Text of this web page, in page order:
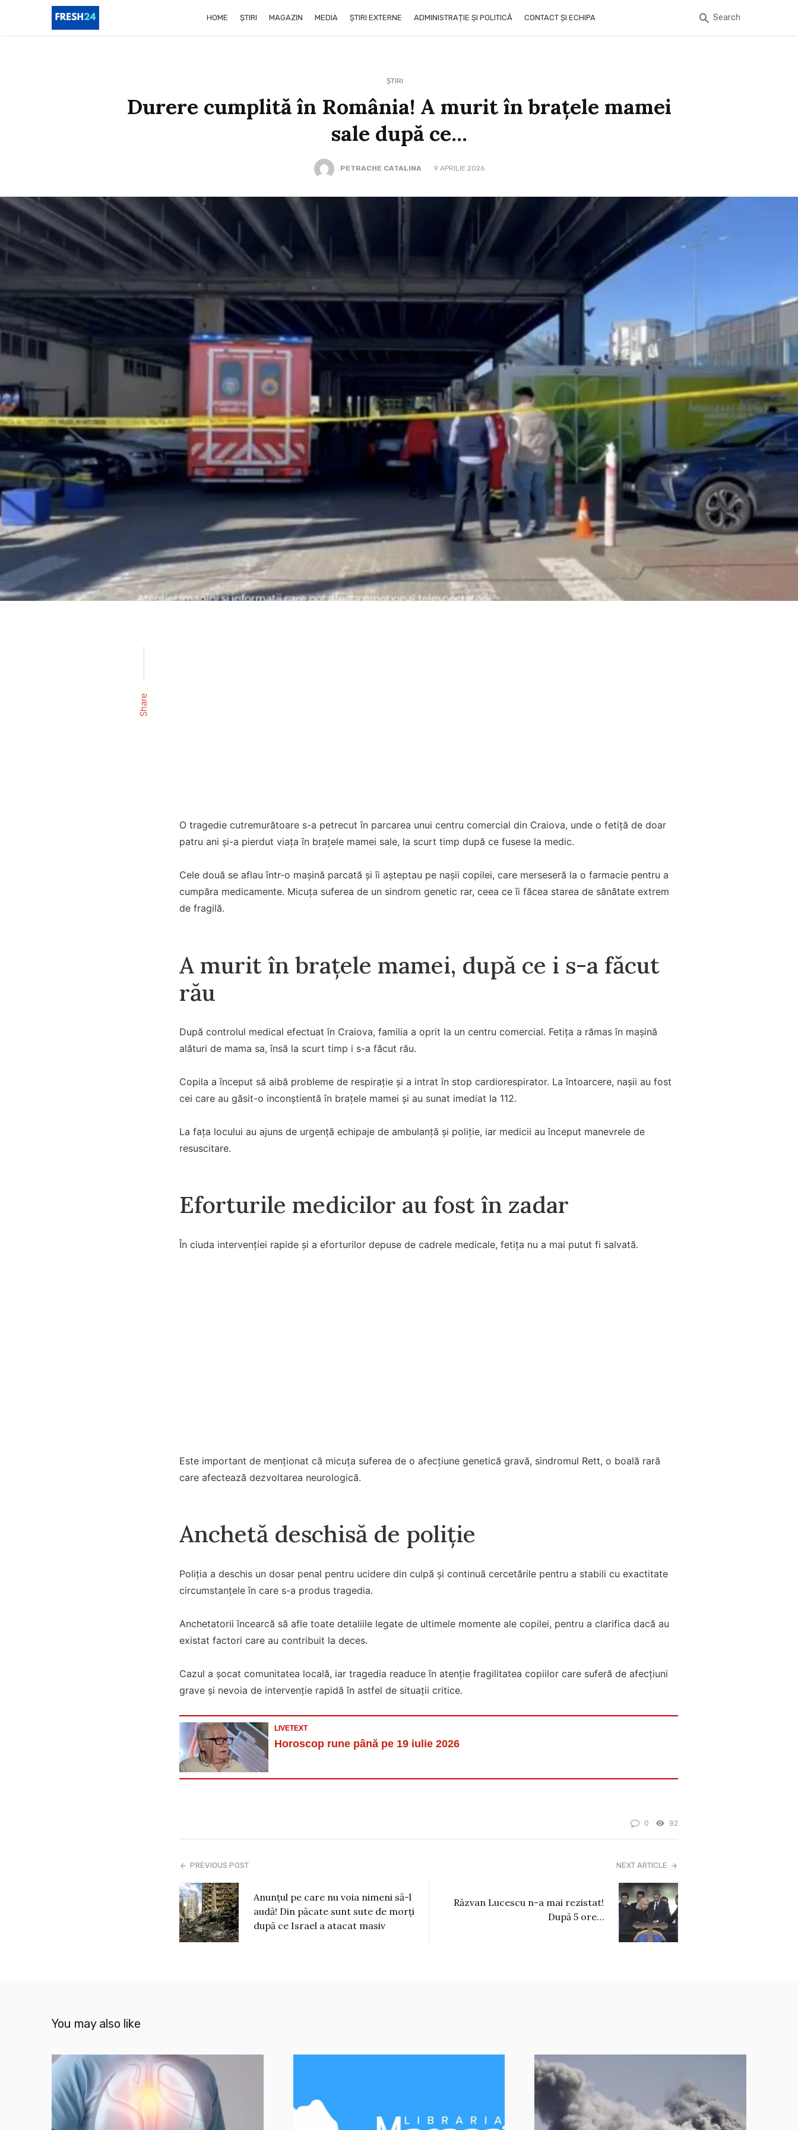
HOME ȘTIRI MAGAZIN MEDIA ȘTIRI EXTERNE ADMINISTRAȚIE ȘI POLITICĂ CONTACT ȘI ECHIPA Search
ȘTIRI
Durere cumplită în România! A murit în braţele mamei
sale după ce…
PETRACHE CATALINA 9 APRILIE 2026
Share
O tragedie cutremurătoare s-a petrecut în parcarea unui centru comercial din Craiova, unde o fetiță de doar
patru ani și-a pierdut viața în brațele mamei sale, la scurt timp după ce fusese la medic.
Cele două se aflau într-o mașină parcată și îi așteptau pe nașii copilei, care merseseră la o farmacie pentru a
cumpăra medicamente. Micuța suferea de un sindrom genetic rar, ceea ce îi făcea starea de sănătate extrem
de fragilă.
A murit în brațele mamei, după ce i s-a făcut
rău
După controlul medical efectuat în Craiova, familia a oprit la un centru comercial. Fetița a rămas în mașină
alături de mama sa, însă la scurt timp i s-a făcut rău.
Copila a început să aibă probleme de respirație și a intrat în stop cardiorespirator. La întoarcere, nașii au fost
cei care au găsit-o inconștientă în brațele mamei și au sunat imediat la 112.
La fața locului au ajuns de urgență echipaje de ambulanță și poliție, iar medicii au început manevrele de
resuscitare.
Eforturile medicilor au fost în zadar
În ciuda intervenției rapide și a eforturilor depuse de cadrele medicale, fetița nu a mai putut fi salvată.
Este important de menționat că micuța suferea de o afecțiune genetică gravă, sindromul Rett, o boală rară
care afectează dezvoltarea neurologică.
Anchetă deschisă de poliție
Poliția a deschis un dosar penal pentru ucidere din culpă și continuă cercetările pentru a stabili cu exactitate
circumstanțele în care s-a produs tragedia.
Anchetatorii încearcă să afle toate detaliile legate de ultimele momente ale copilei, pentru a clarifica dacă au
existat factori care au contribuit la deces.
Cazul a șocat comunitatea locală, iar tragedia readuce în atenție fragilitatea copiilor care suferă de afecțiuni
grave și nevoia de intervenție rapidă în astfel de situații critice.
LIVETEXT
Horoscop rune până pe 19 iulie 2026
0 92
PREVIOUS POST
Anunțul pe care nu voia nimeni să-l
audă! Din păcate sunt sute de morți
după ce Israel a atacat masiv
NEXT ARTICLE
Răzvan Lucescu n-a mai rezistat!
După 5 ore…
You may also like